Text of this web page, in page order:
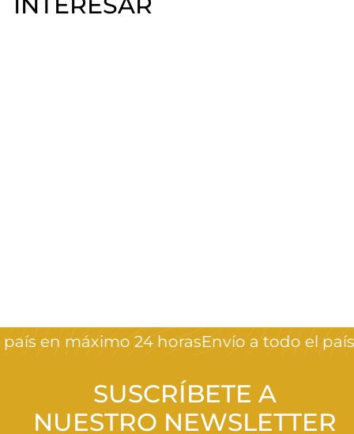
0
en máximo 24 horasEnvío a todo el país
SUSCRÍBETE A
NUESTRO NEWSLETTER